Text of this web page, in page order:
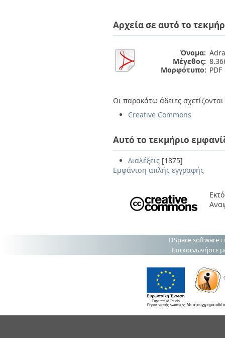
Αρχεία σε αυτό το
Όνομα:
Μέγεθος:
Μορφότυπο: PDF
Οι παρακάτω άδειες
Creative Commons
Αυτό το τεκμήριο
Διαλέξεις [1875]
Εμφάνιση απλής εγγραφής
DSpace software
Επικοινωνήστε